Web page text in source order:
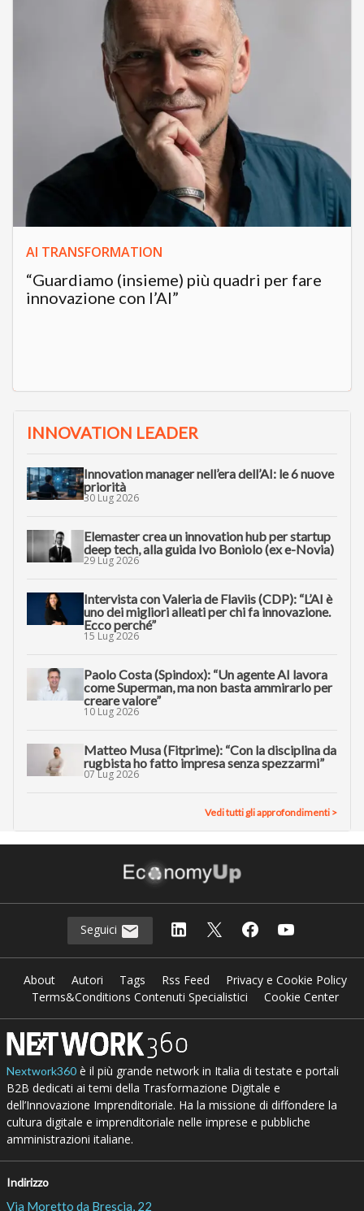
AI TRANSFORMATION
“Guardiamo (insieme) più quadri per fare
innovazione con l’AI”
INNOVATION LEADER
Innovation manager nell’era dell’AI: le 6 nuove
priorità
30 Lug 2026
Elemaster crea un innovation hub per startup
deep tech, alla guida Ivo Boniolo (ex e-Novia)
29 Lug 2026
Intervista con Valeria de Flaviis (CDP): “L’AI è
uno dei migliori alleati per chi fa innovazione.
Ecco perché”
15 Lug 2026
Paolo Costa (Spindox): “Un agente AI lavora
come Superman, ma non basta ammirarlo per
creare valore”
10 Lug 2026
Matteo Musa (Fitprime): “Con la disciplina da
rugbista ho fatto impresa senza spezzarmi”
07 Lug 2026
Vedi tutti gli approfondimenti >
Seguici
About Autori Tags Rss Feed
Privacy e Cookie Policy
Terms&Conditions Contenuti Specialistici
Cookie Center
Nextwork360è il più grande network in Italia di testate e portali
B2B dedicati ai temi della Trasformazione Digitale e
dell’Innovazione Imprenditoriale. Ha la missione di diffondere la
cultura digitale e imprenditoriale nelle imprese e pubbliche
amministrazioni italiane.
Indirizzo
Via Moretto da Brescia, 22